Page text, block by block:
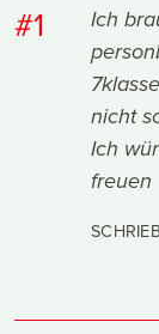
#1
Ich
nicht
Ich
freuen